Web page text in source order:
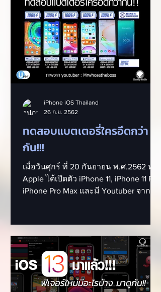
ทดสอบแบตเตอรี่ใครอึดกว่า
กัน!!!
เมื่อวันศุกร์ ที่ 20 กันยายน พ.ศ.2562 ทาง
Apple ได้เปิดตัว iPhone 11, iPhone 11 Pro,
iPhone Pro Max เเละมี Youtuber จาก
iPhone iOS Thailand
26 ก.ย. 2562